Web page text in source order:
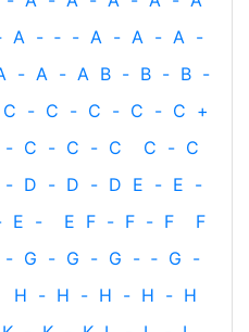
A - ‐ - A - A - A -
- A - A B - B - B -
C - C - C - C - C +
- C - C - C C - C
- D - D - D E - E -
E - E F - F - F
F
- G - G - G - ‐ G -
H - H - H - H - H